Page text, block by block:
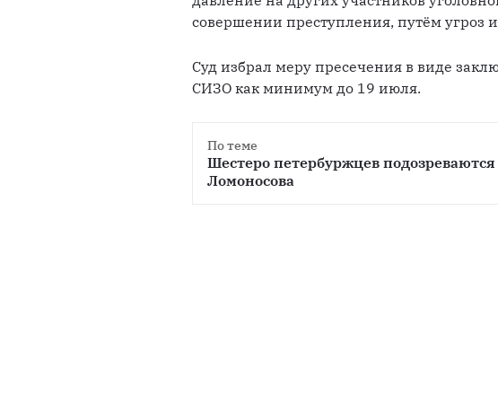
совершении преступления, путём угроз и
Суд избрал меру пресечения в виде
СИЗО как минимум до 19 июля.
По теме
Шестеро петербуржцев
Ломоносова